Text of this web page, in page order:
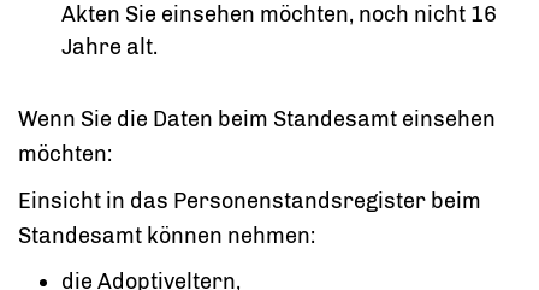
Akten Sie einsehen möchten, noch nicht 16
Jahre alt.
Wenn Sie die Daten beim Standesamt einsehen
möchten:
Einsicht in das Personenstandsregister beim
Standesamt können nehmen:
die Adoptiveltern,